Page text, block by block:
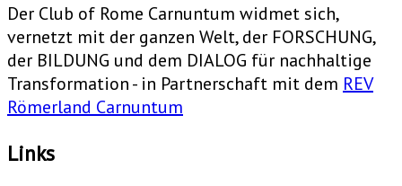
Der Club of Rome Carnuntum widmet sich,
vernetzt mit der ganzen Welt, der FORSCHUNG,
der BILDUNG und dem DIALOG für nachhaltige
Transformation - in Partnerschaft mit dem REV
Römerland Carnuntum
Links